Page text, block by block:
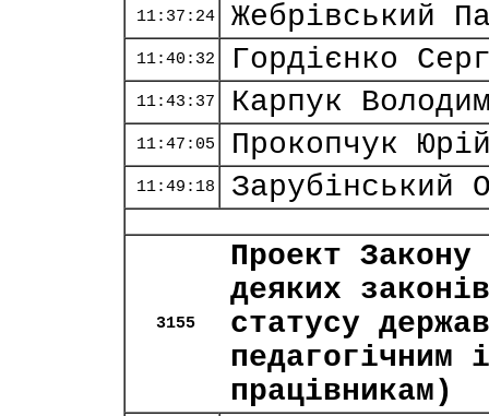
11:37:24 Жебрівський
11:40:32 Гордієнко
11:43:37 Карпук
11:47:05 Прокопчук
11:49:18 Зарубінський
3155
Проект
деяких
статусу
педагогічним
працівникам)